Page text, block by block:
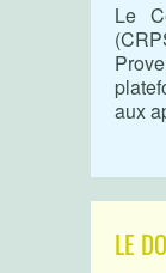
Le
aux
LE